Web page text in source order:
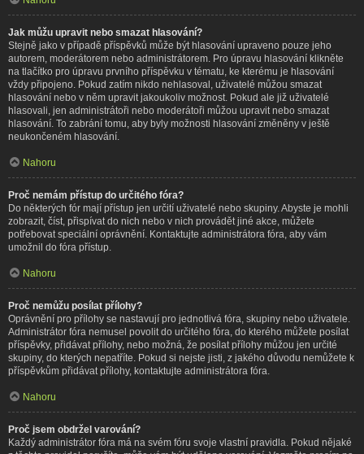
Jak můžu upravit nebo smazat hlasování?
Stejně jako v případě příspěvků může být hlasování upraveno pouze jeho
autorem, moderátorem nebo administrátorem. Pro úpravu hlasování klikněte
na tlačítko pro úpravu prvního příspěvku v tématu, ke kterému je hlasování
vždy připojeno. Pokud zatím nikdo nehlasoval, uživatelé můžou smazat
hlasování nebo v něm upravit jakoukoliv možnost. Pokud ale již uživatelé
hlasovali, jen administrátoři nebo moderátoři můžou upravit nebo smazat
hlasování. To zabrání tomu, aby byly možnosti hlasování změněny v ještě
neukončeném hlasování.
Nahoru
Proč nemám přístup do určitého fóra?
Do některých fór mají přístup jen určití uživatelé nebo skupiny. Abyste je mohli
zobrazit, číst, přispívat do nich nebo v nich provádět jiné akce, můžete
potřebovat speciální oprávnění. Kontaktujte administrátora fóra, aby vám
umožnil do fóra přístup.
Nahoru
Proč nemůžu posílat přílohy?
Oprávnění pro přílohy se nastavují pro jednotlivá fóra, skupiny nebo uživatele.
Administrátor fóra nemusel povolit do určitého fóra, do kterého můžete posílat
příspěvky, přidávat přílohy, nebo možná, že posílat přílohy můžou jen určité
skupiny, do kterých nepatříte. Pokud si nejste jisti, z jakého důvodu nemůžete k
příspěvkům přidávat přílohy, kontaktujte administrátora fóra.
Nahoru
Proč jsem obdržel varování?
Každý administrátor fóra má na svém fóru svoje vlastní pravidla. Pokud nějaké